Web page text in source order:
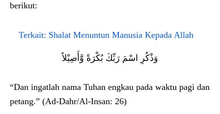
berikut:
Terkait: Shalat Menuntun Manusia Kepada Allah
وَذْكُرِ اسْمَ رَبِّكَ بُكْرَةً وَّأَصِيْلاً
“Dan ingatlah nama Tuhan engkau pada waktu pagi dan
petang.” (Ad-Dahr/Al-Insan: 26)